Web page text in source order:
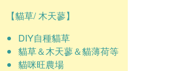
【貓草/ 木天蓼】
DIY自種貓草
貓草＆木天蓼＆貓薄荷等
貓咪旺農場